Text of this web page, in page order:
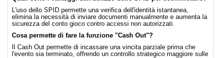
L'uso dello SPID permette una verifica dell'identità istantanea,
elimina la necessità di inviare documenti manualmente e aumenta la
sicurezza del conto gioco contro accessi non autorizzati.
Cosa permette di fare la funzione "Cash Out"?
Il Cash Out permette di incassare una vincita parziale prima che
l'evento sia terminato, offrendo un controllo strategico maggiore sulle